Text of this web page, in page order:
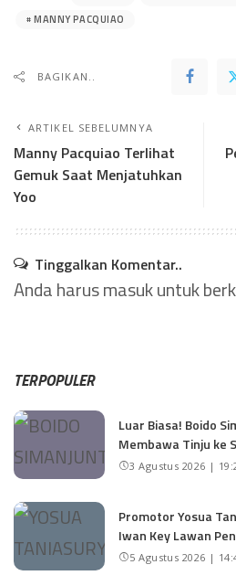
MANNY PACQUIAO
BAGIKAN..
ARTIKEL SEBELUMNYA
Manny Pacquiao Terlihat
Gemuk Saat Menjatuhkan
Yoo
Tinggalkan Komentar..
Anda harusmasukuntuk
TERPOPULER
Luar Biasa! Boido
Membawa Tinju ke
3 Agustus 2026 |
Promotor Yosua
Iwan Key Lawan
5 Agustus 2026 |